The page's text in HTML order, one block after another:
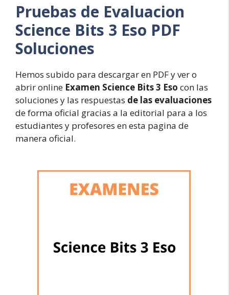
Pruebas de Evaluacion
Science Bits 3 Eso PDF
Soluciones
Hemos subido para descargar en PDF y ver o
abrir online Examen Science Bits 3 Eso con las
soluciones y las respuestas de las evaluaciones
de forma oficial gracias a la editorial para a los
estudiantes y profesores en esta pagina de
manera oficial.